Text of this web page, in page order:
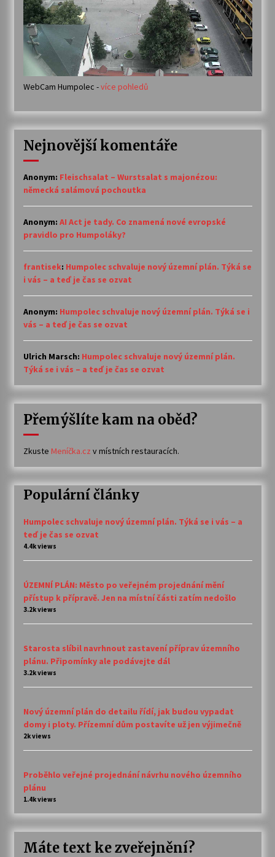
WebCam Humpolec -více pohledů
Nejnovější komentáře
Anonym: Fleischsalat – Wurstsalat s majonézou:
německá salámová pochoutka
Anonym: AI Act je tady. Co znamená nové evropské
pravidlo pro Humpoláky?
frantisek: Humpolec schvaluje nový územní plán. Týká se
i vás – a teď je čas se ozvat
Anonym: Humpolec schvaluje nový územní plán. Týká se i
vás – a teď je čas se ozvat
Ulrich Marsch: Humpolec schvaluje nový územní plán.
Týká se i vás – a teď je čas se ozvat
Přemýšlíte kam na oběd?
Zkuste Meníčka.cz v místních restauracích.
Populární články
Humpolec schvaluje nový územní plán. Týká se i vás – a
teď je čas se ozvat
4.4k views
ÚZEMNÍ PLÁN: Město po veřejném projednání mění
přístup k přípravě. Jen na místní části zatím nedošlo
3.2k views
Starosta slíbil navrhnout zastavení příprav územního
plánu. Připomínky ale podávejte dál
3.2k views
Nový územní plán do detailu řídí, jak budou vypadat
domy i ploty. Přízemní dům postavíte už jen výjimečně
2k views
Proběhlo veřejné projednání návrhu nového územního
plánu
1.4k views
Máte text ke zveřejnění?